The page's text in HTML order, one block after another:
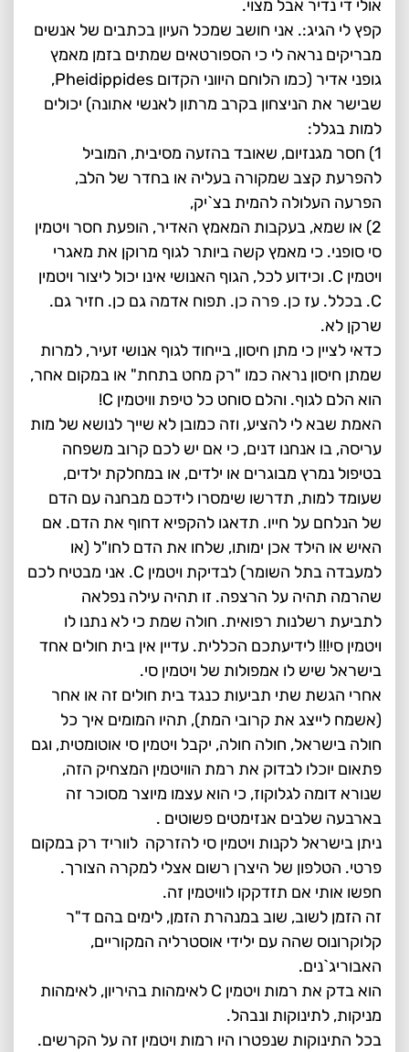
אולי די נדיר אבל מצוי.
קפץ לי הגיג:. אני חושב שמכל העיון בכתבים של אנשים
מבריקים נראה לי כי הספורטאים שמתים בזמן מאמץ
גופני אדיר (כמו הלוחם היווני הקדום Pheidippides,
שבישר את הניצחון בקרב מרתון לאנשי אתונה) יכולים
למות בגלל:
1) חסר מגנזיום, שאובד בהזעה מסיבית, המוביל
להפרעת קצב שמקורה בעליה או בחדר של הלב,
הפרעה העלולה להמית בצ`יק,
2) או שמא, בעקבות המאמץ האדיר, הופעת חסר ויטמין
סי סופני. כי מאמץ קשה ביותר לגוף מרוקן את מאגרי
ויטמין C. וכידוע לכל, הגוף האנושי אינו יכול ליצור ויטמין
C. בכלל. עז כן. פרה כן. תפוח אדמה גם כן. חזיר גם.
שרקן לא.
כדאי לציין כי מתן חיסון, בייחוד לגוף אנושי זעיר, למרות
שמתן חיסון נראה כמו "רק מחט בתחת" או במקום אחר,
הוא הלם לגוף. והלם סוחט כל טיפת וויטמין C!
האמת שבא לי להציע, וזה כמובן לא שייך לנושא של מות
עריסה, בו אנחנו דנים, כי אם יש לכם קרוב משפחה
בטיפול נמרץ מבוגרים או ילדים, או במחלקת ילדים,
שעומד למות, תדרשו שימסרו לידכם מבחנה עם הדם
של הנלחם על חייו. תדאגו להקפיא דחוף את הדם. אם
האיש או הילד אכן ימותו, שלחו את הדם לחו"ל (או
למעבדה בתל השומר) לבדיקת ויטמין C. אני מבטיח לכם
שהרמה תהיה על הרצפה. זו תהיה עילה נפלאה
לתביעת רשלנות רפואית. חולה שמת כי לא נתנו לו
ויטמין סי!!! לידיעתכם הכללית. עדיין אין בית חולים אחד
בישראל שיש לו אמפולות של ויטמין סי.
אחרי הגשת שתי תביעות כנגד בית חולים זה או אחר
(אשמח לייצג את קרובי המת), תהיו המומים איך כל
חולה בישראל, חולה חולה, יקבל ויטמין סי אוטומטית, וגם
פתאום יוכלו לבדוק את רמת הוויטמין המצחיק הזה,
שנורא דומה לגלוקוז, כי הוא עצמו מיוצר מסוכר זה
בארבעה שלבים אנזימטים פשוטים .
ניתן בישראל לקנות ויטמין סי להזרקה לווריד רק במקום
פרטי. הטלפון של היצרן רשום אצלי למקרה הצורך.
חפשו אותי אם תזדקקו לוויטמין זה.
זה הזמן לשוב, שוב במנהרת הזמן, לימים בהם ד"ר
קלוקרונוס שהה עם ילידי אוסטרליה המקוריים,
האבוריג`נים.
הוא בדק את רמות ויטמין C לאימהות בהיריון, לאימהות
מניקות, לתינוקות ונבהל.
בכל התינוקות שנפטרו היו רמות ויטמין זה על הקרשים.